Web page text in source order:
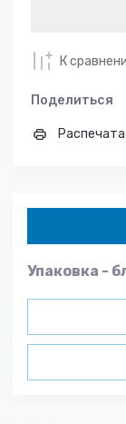
К
Поделиться
Упаковка -